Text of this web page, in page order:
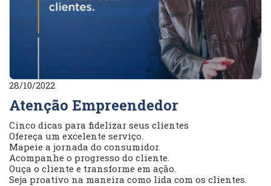
28/10/2022
Atenção Empreendedor
Cinco dicas para fidelizar seus clientes
Ofereça um excelente serviço.
Mapeie a jornada do consumidor.
Acompanhe o progresso do cliente.
Ouça o cliente e transforme em ação.
Seja proativo na maneira como lida com os clientes.